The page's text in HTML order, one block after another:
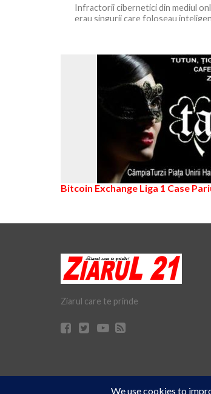
Cookie Consent plugin for
Infractorii cibernetici din mediul
erau singurii care foloseau
Bitcoin Exchange Liga 1 Case
Ziarul care te prinde
© Ziarul 21 Turda | Materialele de pe acest